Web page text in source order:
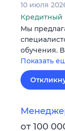
10 июля
Кредитный
Мы
обучения.
Показать
от 100